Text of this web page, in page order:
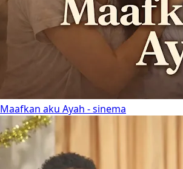
Maafkan aku Ayah - sinema